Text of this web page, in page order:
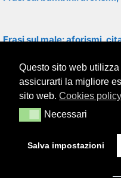
Frasi sul male: aforismi,
Frasi sulla povertà:
Frasi sul razzismo:
Questo sito web
assicurarti la migliore
sito web. Cookies policy
NecessariNecessari
Salva impostazioni